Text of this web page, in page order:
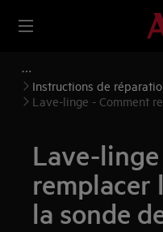
Instructions de
séchants
Lave-linge - Comment
Lave-
remplacer
la sonde